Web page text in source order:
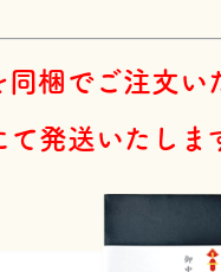
梱でご注文い
発送いたしま